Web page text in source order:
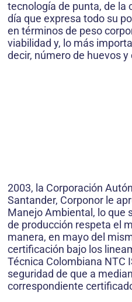
tecnología de punta, de la
día que expresa todo su
en términos de peso
viabilidad y, lo más
decir, número de huevos
2003, la Corporación
Santander, Corponor le
Manejo Ambiental, lo que
de producción respeta el
manera, en mayo del
certificación bajo los
Técnica Colombiana NTC
seguridad de que a
correspondiente